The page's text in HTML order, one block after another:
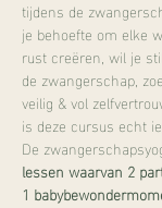
tijdens de
je behoefte om elke
rust creëren, wil je
de zwangerschap,
veilig & vol
is deze cursus echt
De
lessen waarvan 2
1